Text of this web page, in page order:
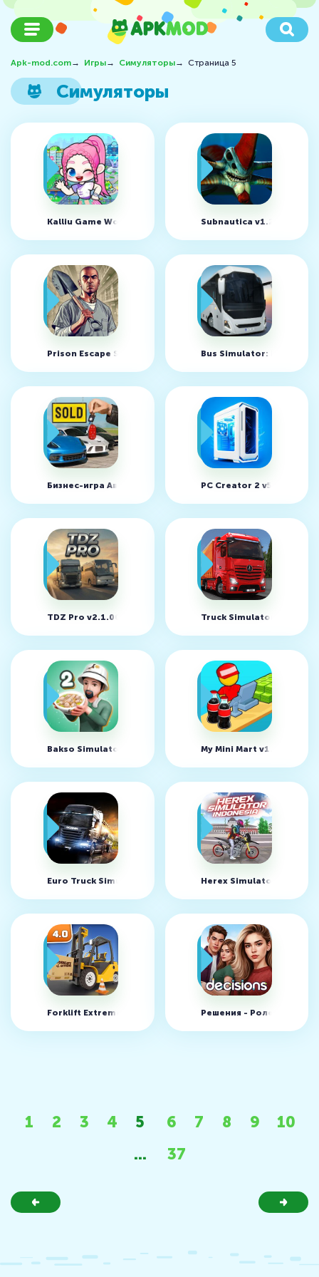
Apk-mod.com→ Игры→ Симуляторы→ Страница 5
Симуляторы
Kalliu Game World v8.75.25.00 (MOD, Unlocked)
Subnautica v1.22.83416
Prison Escape Simulator 3D v1.3.3 (MOD, много денег)
Bus Simulator: EVO
Бизнес-игра Автосалон v1.1.34 (MOD, много денег)
PC Creator 2 v5.0.51
TDZ Pro v2.1.0001 (MOD, много денег)Truck Simulator:
Bakso Simulator 2 v2.3.3 (MOD, много денег)
My Mini Mart v1.89.4
Euro Truck Simulator 2 v1.3 (MOD, много денег)
Herex Simulator
Forklift Extreme Simulator v4.1.5 (MOD, много денег)
Решения - Ролевая Игра
1 2 3 4 5 6 7 8 9
10
...
37